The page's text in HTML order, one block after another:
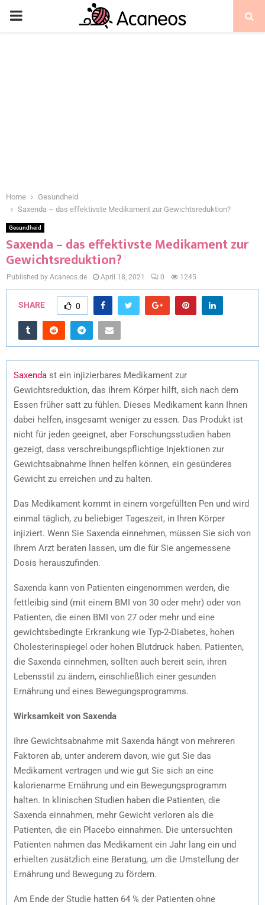
Home
Gesundheid
Saxenda – das effektivste Medikament zur Gewichtsreduktion?
Gesundheid
Saxenda – das effektivste Medikament zur
Gewichtsreduktion?
Published by Acaneos.de April 18, 2021 0 1245
SHARE 0
Saxenda st ein injizierbares Medikament zur
Gewichtsreduktion, das Ihrem Körper hilft, sich nach dem
Essen früher satt zu fühlen. Dieses Medikament kann Ihnen
dabei helfen, insgesamt weniger zu essen. Das Produkt ist
nicht für jeden geeignet, aber Forschungsstudien haben
gezeigt, dass verschreibungspflichtige Injektionen zur
Gewichtsabnahme Ihnen helfen können, ein gesünderes
Gewicht zu erreichen und zu halten.
Das Medikament kommt in einem vorgefüllten Pen und wird
einmal täglich, zu beliebiger Tageszeit, in Ihren Körper
injiziert. Wenn Sie Saxenda einnehmen, müssen Sie sich von
Ihrem Arzt beraten lassen, um die für Sie angemessene
Dosis herauszufinden.
Saxenda kann von Patienten eingenommen werden, die
fettleibig sind (mit einem BMI von 30 oder mehr) oder von
Patienten, die einen BMI von 27 oder mehr und eine
gewichtsbedingte Erkrankung wie Typ-2-Diabetes, hohen
Cholesterinspiegel oder hohen Blutdruck haben. Patienten,
die Saxenda einnehmen, sollten auch bereit sein, ihren
Lebensstil zu ändern, einschließlich einer gesunden
Ernährung und eines Bewegungsprogramms.
Wirksamkeit von Saxenda
Ihre Gewichtsabnahme mit Saxenda hängt von mehreren
Faktoren ab, unter anderem davon, wie gut Sie das
Medikament vertragen und wie gut Sie sich an eine
kalorienarme Ernährung und ein Bewegungsprogramm
halten. In klinischen Studien haben die Patienten, die
Saxenda einnahmen, mehr Gewicht verloren als die
Patienten, die ein Placebo einnahmen. Die untersuchten
Patienten nahmen das Medikament ein Jahr lang ein und
erhielten zusätzlich eine Beratung, um die Umstellung der
Ernährung und Bewegung zu fördern.
Am Ende der Studie hatten 64 % der Patienten ohne